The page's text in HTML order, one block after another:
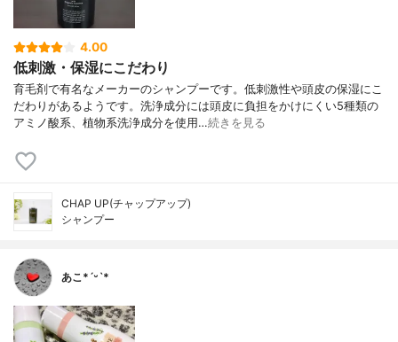
4.00
低刺激・保湿にこだわり
育毛剤で有名なメーカーのシャンプーです。低刺激性や頭皮の保湿にこ
だわりがあるようです。洗浄成分には頭皮に負担をかけにくい5種類の
アミノ酸系、植物系洗浄成分を使用…続きを見る
CHAP UP(チャップアップ)
シャンプー
あこ*ˊᵕˋ*